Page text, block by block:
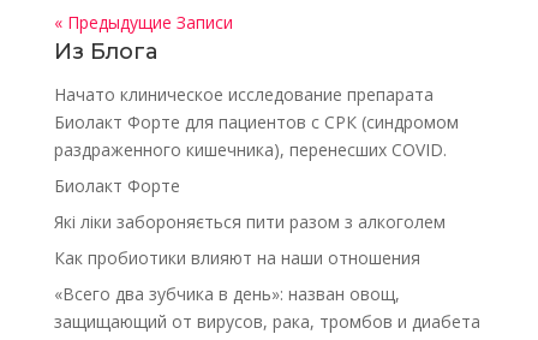
« Предыдущие Записи
Из Блога
Начато клиническое исследование препарата
Биолакт Форте для пациентов с СРК (синдромом
раздраженного кишечника), перенесших COVID.
Биолакт Форте
Які ліки забороняється пити разом з алкоголем
Как пробиотики влияют на наши отношения
«Всего два зубчика в день»: назван овощ,
защищающий от вирусов, рака, тромбов и диабета